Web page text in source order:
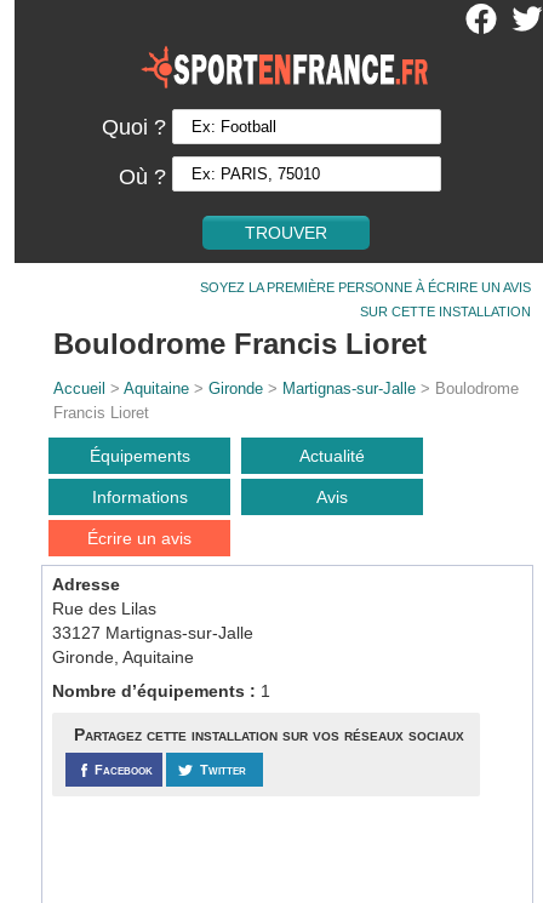
Quoi ?
Où ?
SOYEZ LA PREMIÈRE PERSONNE À ÉCRIRE UN AVIS
SUR CETTE INSTALLATION
Boulodrome Francis Lioret
Accueil >Aquitaine >Gironde > Martignas-sur-Jalle > Boulodrome
Francis Lioret
Équipements Actualité
Informations Avis
Écrire un avis
Adresse
Rue des Lilas
33127 Martignas-sur-Jalle
Gironde, Aquitaine
Nombre d’équipements : 1
Partagez cette installation sur vos réseaux sociaux
Facebook Twitter